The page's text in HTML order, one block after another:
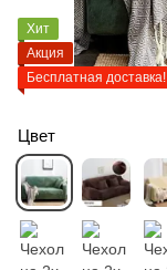
Хит
Акция
Бесплатная доставка!
Цвет